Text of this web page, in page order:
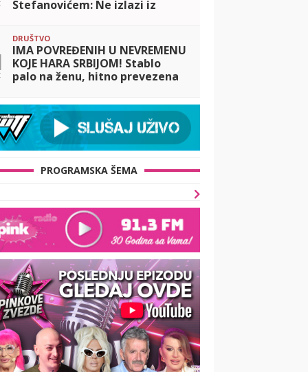
Stefanovićem: Ne izlazi iz
bolje nije izgledala! (FOTO)
DRUŠTVO
IMA POVREĐENIH U NEVREMENU
KOJE HARA SRBIJOM! Stablo
palo na ženu, hitno prevezena
stabla, pogledajte STRAŠNE
PRIZORE
PROGRAMSKA ŠEMA